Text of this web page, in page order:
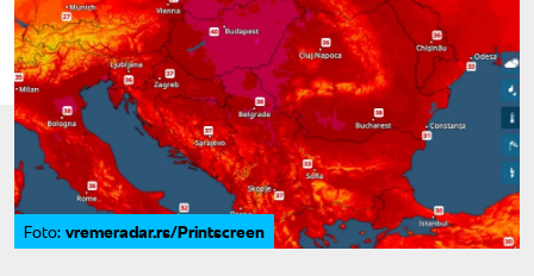
Foto: vremeradar.rs/Printscreen